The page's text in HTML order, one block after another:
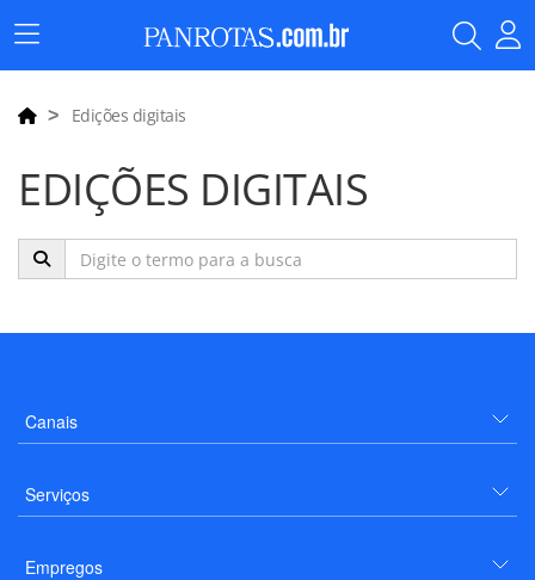
Menu
Principal
Edições digitais
EDIÇÕES DIGITAIS
Canais
Serviços
Empregos